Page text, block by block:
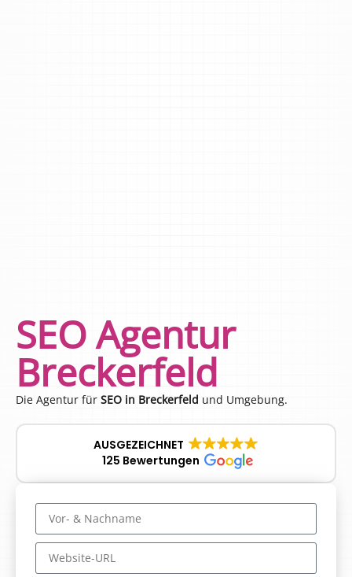
SEO Agentur
Breckerfeld
Die Agentur für SEO in Breckerfeld und Umgebung.
AUSGEZEICHNET
125 Bewertungen